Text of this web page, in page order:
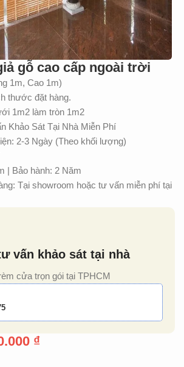
gỗ cao cấp ngoài trời
1m, Cao 1m)
thước đặt hàng.
1m2 làm tròn 1m2
Khảo Sát Tại Nhà Miễn Phí
2-3 Ngày (Theo khối lượng)
| Bảo hành: 2 Năm
Tại showroom hoặc tư vấn miễn phí tại
vấn khảo sát tại nhà
cửa trọn gói tại TPHCM
₫